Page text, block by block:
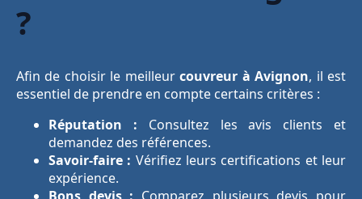
?
Afin de choisir le meilleurcouvreur à Avignon, il est
essentiel de prendre en compte certains critères :
Réputation : Consultez les avis clients et
demandez des références.
Savoir-faire : Vérifiez leurs certifications et leur
expérience.